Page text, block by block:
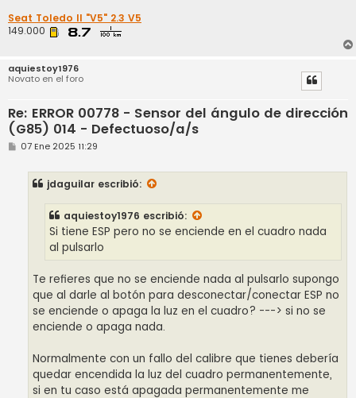
Seat Toledo II "V5" 2.3 V5
149.000
aquiestoy1976
Novato en el foro
Re: ERROR 00778 - Sensor del ángulo de dirección
(G85) 014 - Defectuoso/a/s
M
07 Ene 2025 11:29
jdaguilar escribió:
aquiestoy1976 escribió:
Si tiene ESP pero no se enciende en el cuadro nada
al pulsarlo
Te refieres que no se enciende nada al pulsarlo supongo
que al darle al botón para desconectar/conectar ESP no
se enciende o apaga la luz en el cuadro? ---> si no se
enciende o apaga nada.
Normalmente con un fallo del calibre que tienes debería
quedar encendida la luz del cuadro permanentemente,
si en tu caso está apagada permanentemente me